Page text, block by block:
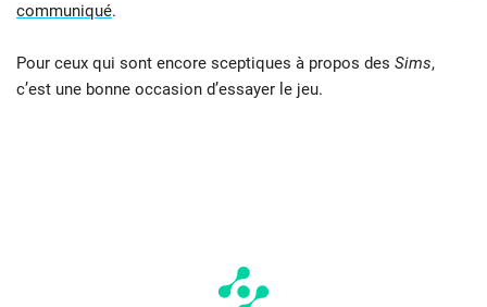
communiqué.
Pour ceux qui sont encore sceptiques à propos des Sims,
c’est une bonne occasion d’essayer le jeu.